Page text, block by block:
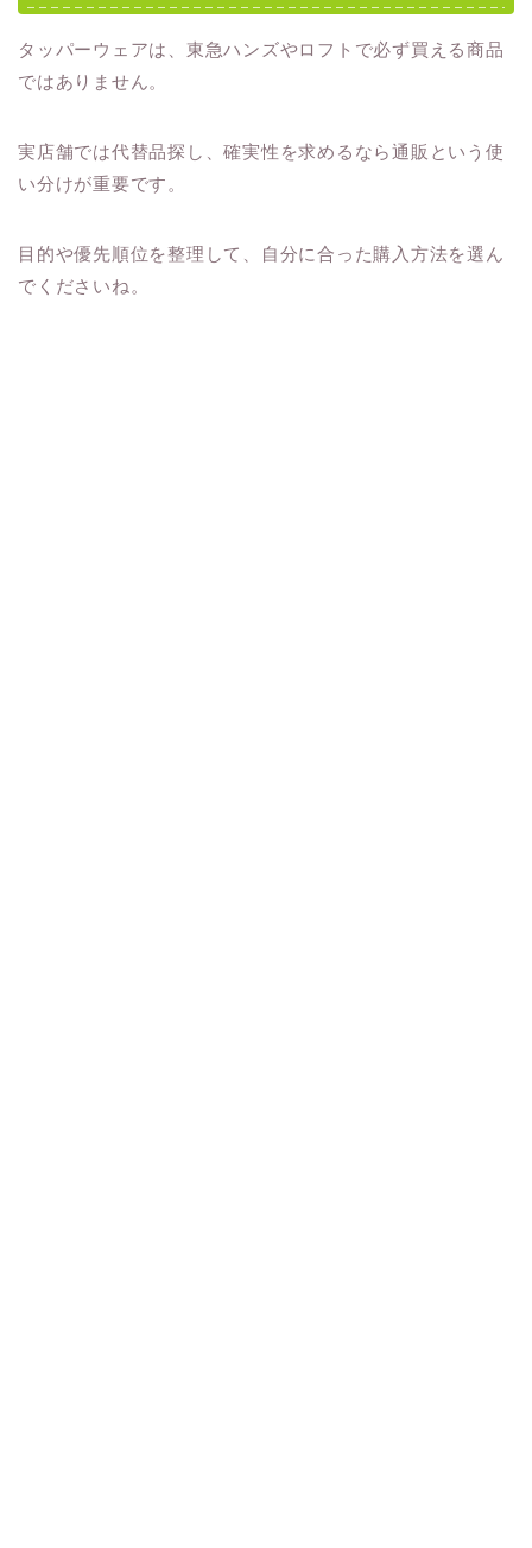
タッパーウェアは、東急ハンズやロフトで必ず買える商品
ではありません。
実店舗では代替品探し、確実性を求めるなら通販という使
い分けが重要です。
目的や優先順位を整理して、自分に合った購入方法を選ん
でくださいね。